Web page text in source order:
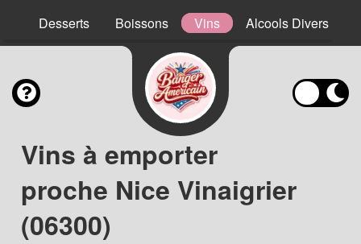
Desserts Boissons Vins Alcools Divers
Vins à emporter
proche Nice Vinaigrier
(06300)